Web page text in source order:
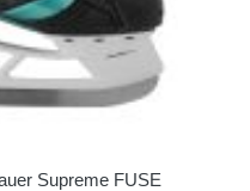
Supreme FUSE